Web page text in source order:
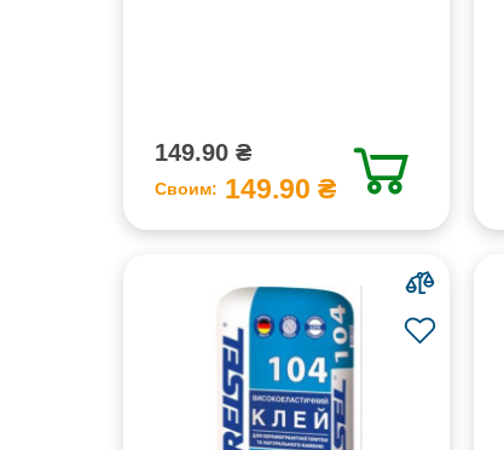
149.90 ₴
Своим: 149.90 ₴